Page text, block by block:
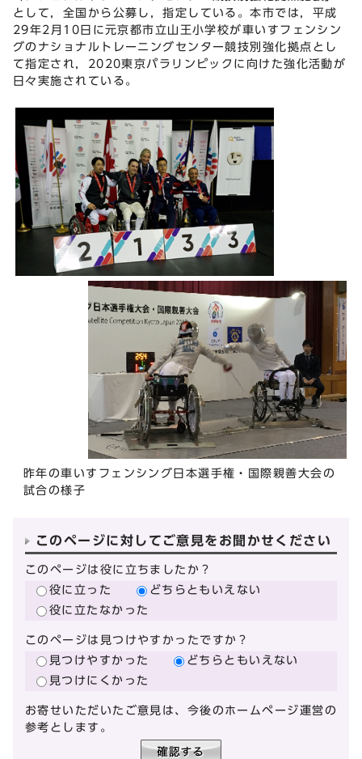
として，全国から公募し，指定している。本市では，平成
29年2月10日に元京都市立山王小学校が車いすフェンシン
グのナショナルトレーニングセンター競技別強化拠点とし
て指定され，2020東京パラリンピックに向けた強化活動が
日々実施されている。
昨年の車いすフェンシング日本選手権・国際親善大会の
試合の様子
このページに対してご意見をお聞かせください
このページは役に立ちましたか？
役に立った
どちらともいえない
役に立たなかった
このページは見つけやすかったですか？
見つけやすかった
どちらともいえない
見つけにくかった
お寄せいただいたご意見は、今後のホームページ運営の
参考とします。